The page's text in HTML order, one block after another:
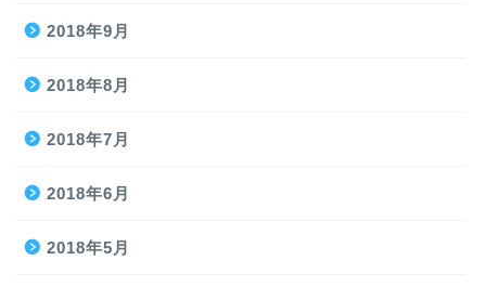
2018年9月
2018年8月
2018年7月
2018年6月
2018年5月